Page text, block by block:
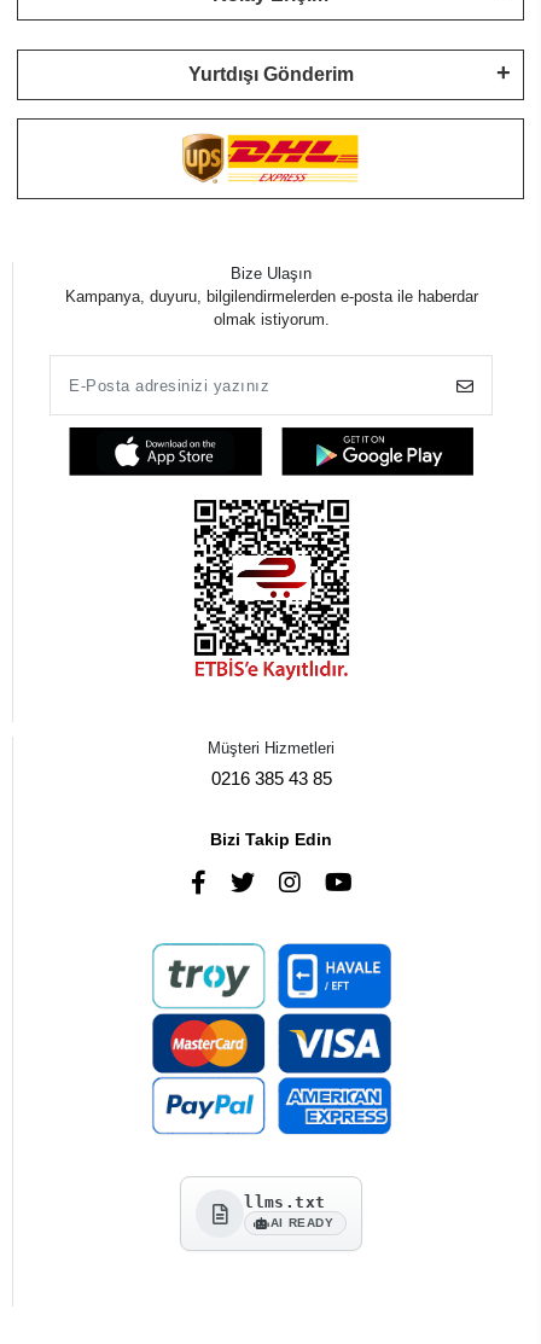
Yurtdışı Gönderim
Bize Ulaşın
Kampanya, duyuru, bilgilendirmelerden e-posta ile haberdar
olmak istiyorum.
Müşteri Hizmetleri
0216 385 43 85
Bizi Takip Edin
llms.txt
AI READY